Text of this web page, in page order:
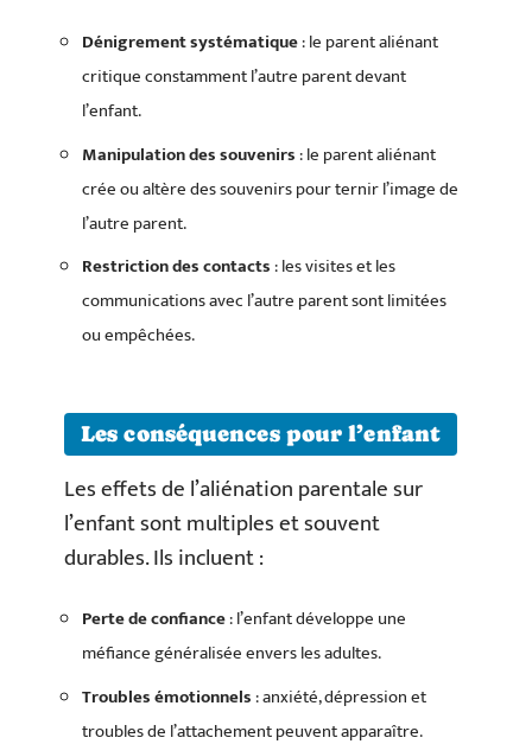
Dénigrement systématique: le parent aliénant
critique constamment l’autre parent devant
l’enfant.
Manipulation des souvenirs: le parent aliénant
crée ou altère des souvenirs pour ternir l’image de
l’autre parent.
Restriction des contacts: les visites et les
communications avec l’autre parent sont limitées
ou empêchées.
Les conséquences pour l’enfant
Les effets de l’aliénation parentale sur
l’enfant sont multiples et souvent
durables. Ils incluent :
Perte de confiance: l’enfant développe une
méfiance généralisée envers les adultes.
Troubles émotionnels: anxiété, dépression et
troubles de l’attachement peuvent apparaître.